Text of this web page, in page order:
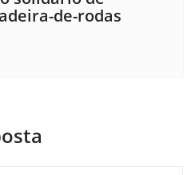
de-rodas